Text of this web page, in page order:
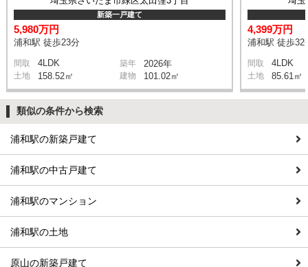
新築一戸建て
5,980万円
浦和駅 徒歩23分
間取 4LDK 築年 2026年
土地 158.52㎡ 建物 101.02㎡
4,399万円
浦和駅 徒歩32
間取 4LDK
土地 85.61㎡
類似の条件から検索
浦和駅の新築戸建て
浦和駅の中古戸建て
浦和駅のマンション
浦和駅の土地
原山の新築戸建て